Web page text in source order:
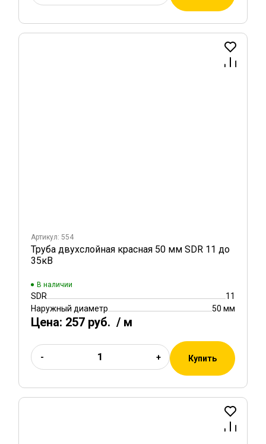
Артикул: 554
Труба двухслойная красная 50 мм SDR 11 до
35кВ
В наличии
SDR
11
Наружный диаметр
50 мм
Цена: 257 руб. / м
- + Купить